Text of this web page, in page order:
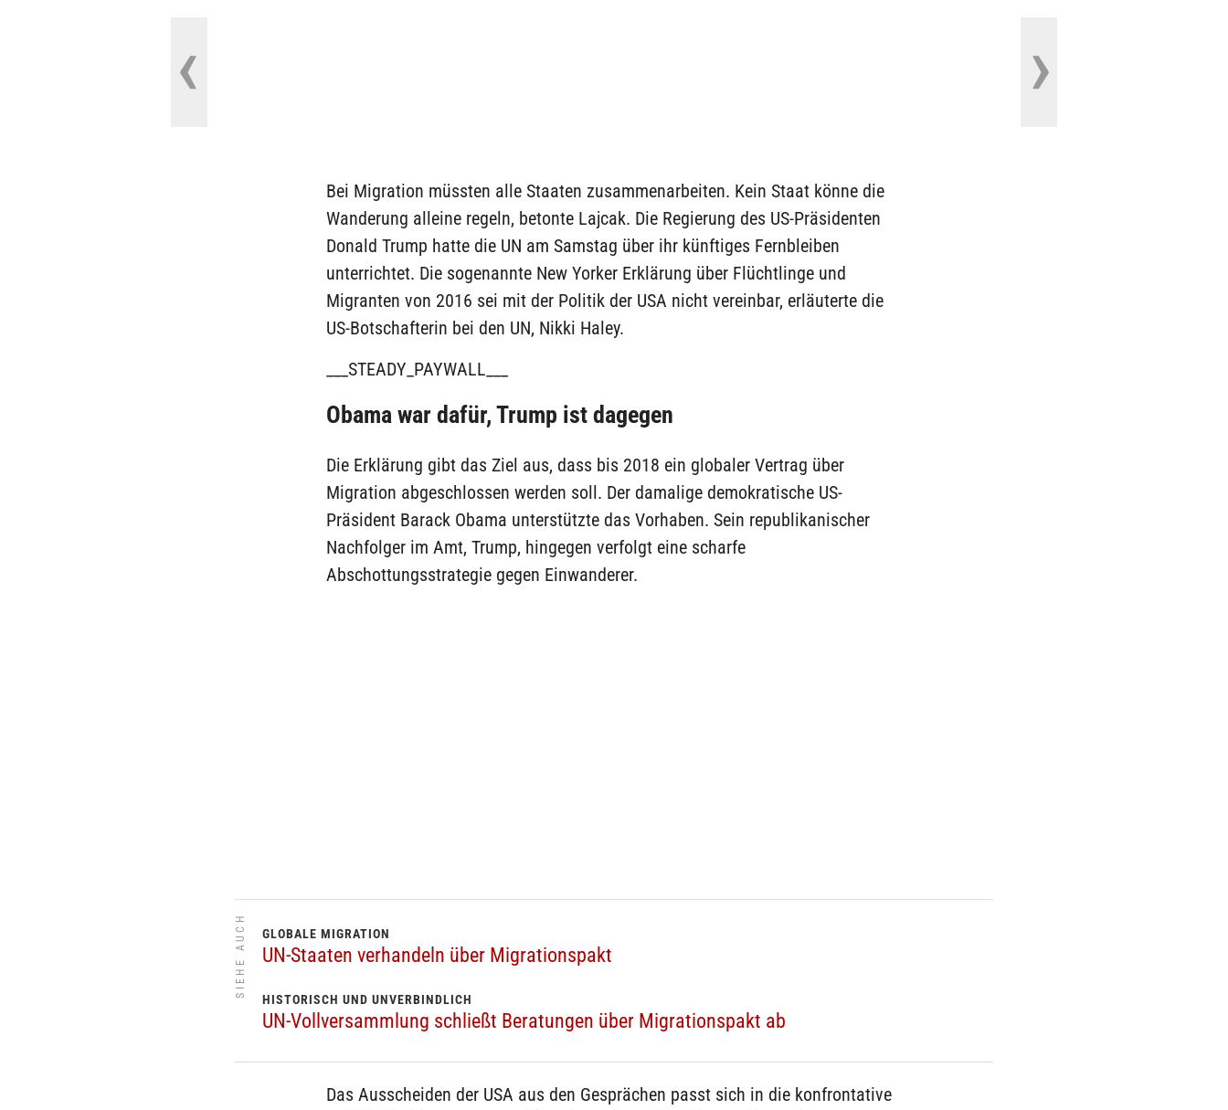
Bei Migration müssten alle Staaten zusammenarbeiten. Kein Staat könne die
Wanderung alleine regeln, betonte Lajcak. Die Regierung des US-Präsidenten
Donald Trump hatte die UN am Samstag über ihr künftiges Fernbleiben
unterrichtet. Die sogenannte New Yorker Erklärung über Flüchtlinge und
Migranten von 2016 sei mit der Politik der USA nicht vereinbar, erläuterte die
US-Botschafterin bei den UN, Nikki Haley.
___STEADY_PAYWALL___
Obama war dafür, Trump ist dagegen
Die Erklärung gibt das Ziel aus, dass bis 2018 ein globaler Vertrag über
Migration abgeschlossen werden soll. Der damalige demokratische US-
Präsident Barack Obama unterstützte das Vorhaben. Sein republikanischer
Nachfolger im Amt, Trump, hingegen verfolgt eine scharfe
Abschottungsstrategie gegen Einwanderer.
SIEHE AUCH GLOBALE MIGRATION
UN-Staaten verhandeln über Migrationspakt
HISTORISCH UND UNVERBINDLICH
UN-Vollversammlung schließt Beratungen über Migrationspakt ab
Das Ausscheiden der USA aus den Gesprächen passt sich in die konfrontative